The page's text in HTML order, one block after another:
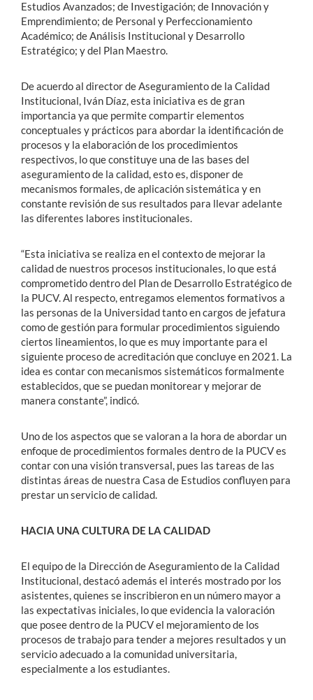
Estudios Avanzados; de Investigación; de Innovación y
Emprendimiento; de Personal y Perfeccionamiento
Académico; de Análisis Institucional y Desarrollo
Estratégico; y del Plan Maestro.
De acuerdo al director de Aseguramiento de la Calidad
Institucional, Iván Díaz, esta iniciativa es de gran
importancia ya que permite compartir elementos
conceptuales y prácticos para abordar la identificación de
procesos y la elaboración de los procedimientos
respectivos, lo que constituye una de las bases del
aseguramiento de la calidad, esto es, disponer de
mecanismos formales, de aplicación sistemática y en
constante revisión de sus resultados para llevar adelante
las diferentes labores institucionales.
“Esta iniciativa se realiza en el contexto de mejorar la
calidad de nuestros procesos institucionales, lo que está
comprometido dentro del Plan de Desarrollo Estratégico de
la PUCV. Al respecto, entregamos elementos formativos a
las personas de la Universidad tanto en cargos de jefatura
como de gestión para formular procedimientos siguiendo
ciertos lineamientos, lo que es muy importante para el
siguiente proceso de acreditación que concluye en 2021. La
idea es contar con mecanismos sistemáticos formalmente
establecidos, que se puedan monitorear y mejorar de
manera constante”, indicó.
Uno de los aspectos que se valoran a la hora de abordar un
enfoque de procedimientos formales dentro de la PUCV es
contar con una visión transversal, pues las tareas de las
distintas áreas de nuestra Casa de Estudios confluyen para
prestar un servicio de calidad.
HACIA UNA CULTURA DE LA CALIDAD
El equipo de la Dirección de Aseguramiento de la Calidad
Institucional, destacó además el interés mostrado por los
asistentes, quienes se inscribieron en un número mayor a
las expectativas iniciales, lo que evidencia la valoración
que posee dentro de la PUCV el mejoramiento de los
procesos de trabajo para tender a mejores resultados y un
servicio adecuado a la comunidad universitaria,
especialmente a los estudiantes.